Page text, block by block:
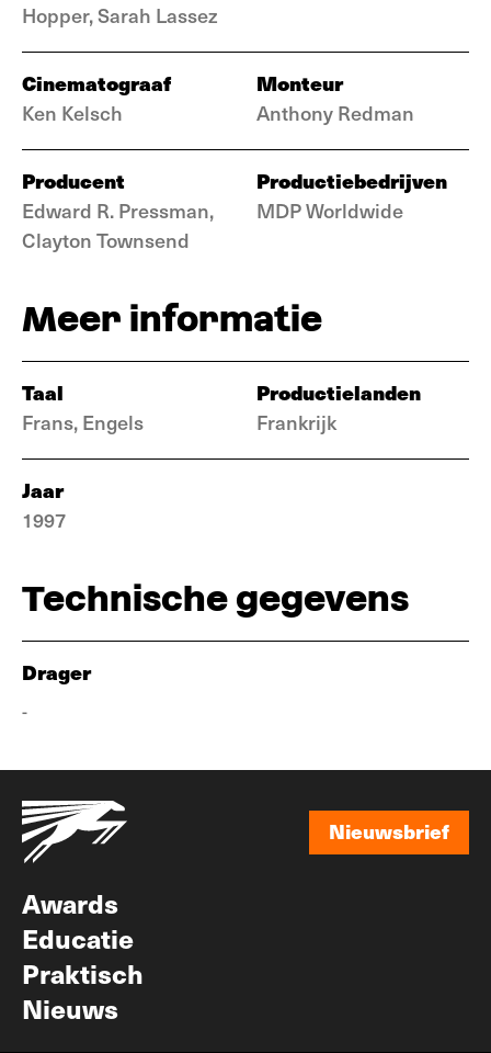
Hopper, Sarah Lassez
Cinematograaf
Ken Kelsch
Monteur
Anthony Redman
Producent
Edward R. Pressman,
Clayton Townsend
Productiebedrijven
MDP Worldwide
Meer informatie
Taal
Frans, Engels
Productielanden
Frankrijk
Jaar
1997
Technische gegevens
Drager
-
Nieuwsbrief
Awards
Educatie
Praktisch
Nieuws